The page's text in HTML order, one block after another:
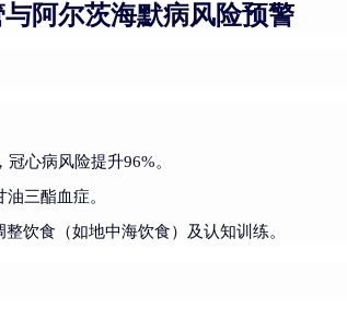
阿尔茨海默病风险预警
心病风险提升96%。
三酯血症。
饮食（如地中海饮食）及认知训练。